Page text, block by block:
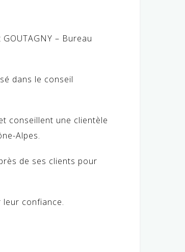
– Bureau
dans le conseil
conseillent une clientèle
Alpes.
de ses clients pour
leur confiance.